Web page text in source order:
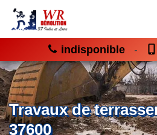
indisponible -
Travaux de
37600